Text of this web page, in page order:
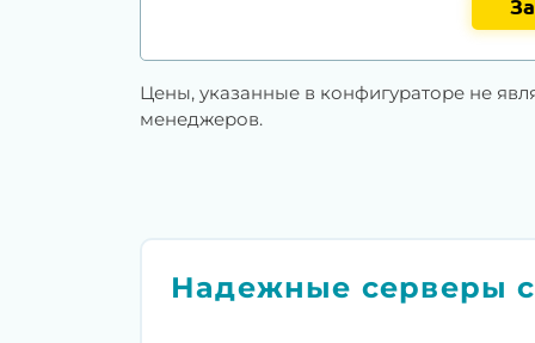
Цены, указанные в конфигураторе не
менеджеров.
Надежные серверы